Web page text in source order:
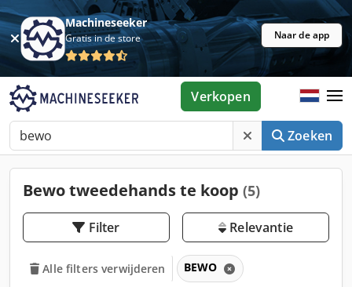
Machineseeker
Gratis in de store Naar de app
Zoeken
Verkopen
Bewo tweedehands te koop (5)
Filter Relevantie
Alle filters verwijderen BEWO